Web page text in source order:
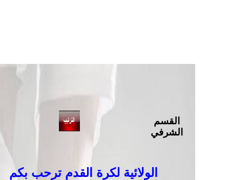
الرابطة الولائية لكرة القدم ترحب بكم
القسم
الشرفي